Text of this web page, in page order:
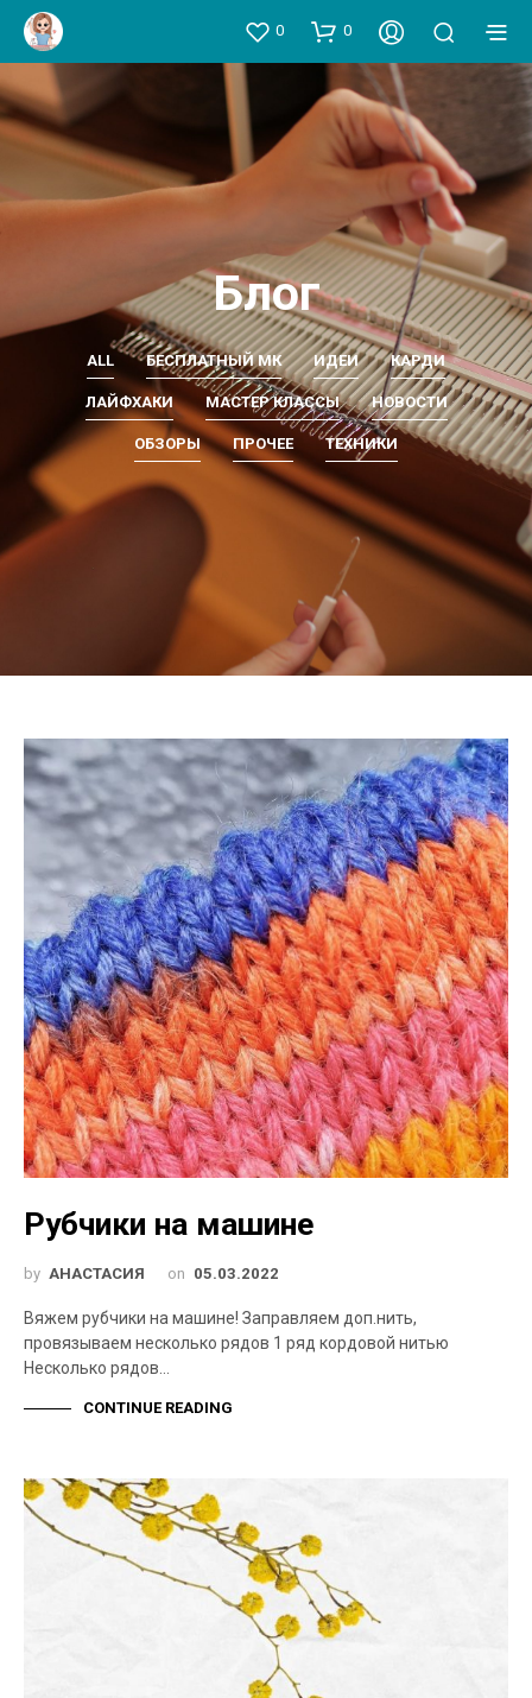
0 0
Блог
ALL БЕСПЛАТНЫЙ МК ИДЕИ КАРДИ
ЛАЙФХАКИ МАСТЕР КЛАССЫ НОВОСТИ
ОБЗОРЫ ПРОЧЕЕ ТЕХНИКИ
Рубчики на машине
by АНАСТАСИЯ on 05.03.2022
Вяжем рубчики на машине! Заправляем доп.нить,
провязываем несколько рядов 1 ряд кордовой нитью
Несколько рядов…
CONTINUE READING